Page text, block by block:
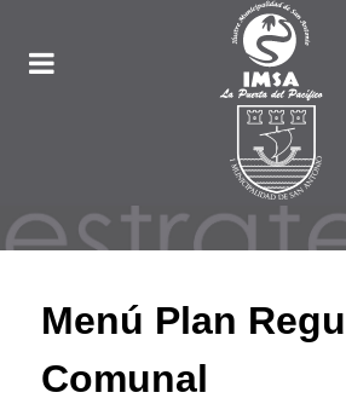
Menú Plan
Comunal